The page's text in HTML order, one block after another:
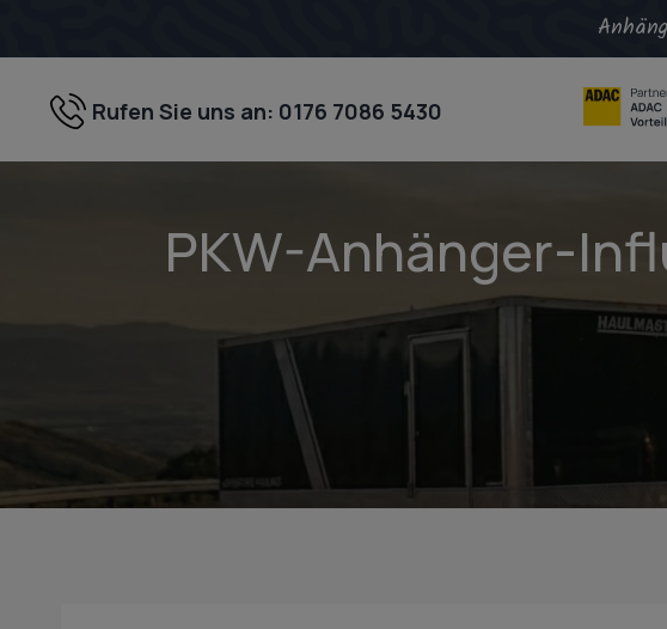
Rufen Sie uns an: 0176 7086 5430
PKW-Anhänger-